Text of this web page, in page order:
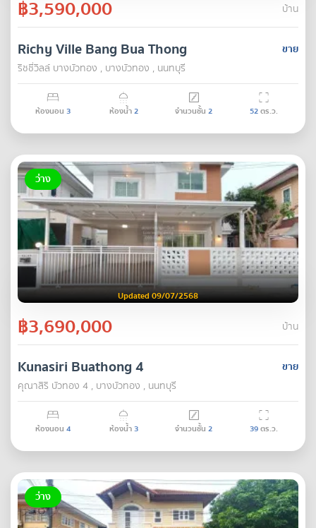
฿3,590,000 บ้าน
ขาย
Richy Ville Bang Bua Thong
ริชชี่วิลล์ บางบัวทอง , บางบัวทอง , นนทบุรี
ห้องนอน 3 ห้องน้ำ2 จำนวนชั้น 2 52ตร.ว.
ว่าง
Updated 09/07/2568
฿3,690,000 บ้าน
ขาย
Kunasiri Buathong 4
คุณาสิริ บัวทอง 4 , บางบัวทอง , นนทบุรี
ห้องนอน 4 ห้องน้ำ3 จำนวนชั้น 2 39ตร.ว.
ว่าง